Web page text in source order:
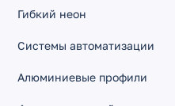
Узкие 3.5-5 мм
Малый шаг резки
Изгиб на плоскости RZ
Гибкий неон
Системы автоматизации
Алюминиевые профили